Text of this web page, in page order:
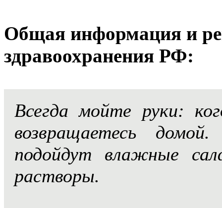
Общая информация и
здравоохранения РФ:
Всегда мойте руки:
возвращаетесь
подойдут влажные
растворы.